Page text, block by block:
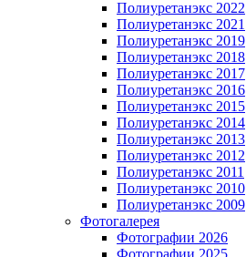
Полиуретанэкс 2022
Полиуретанэкс 2021
Полиуретанэкс 2019
Полиуретанэкс 2018
Полиуретанэкс 2017
Полиуретанэкс 2016
Полиуретанэкс 2015
Полиуретанэкс 2014
Полиуретанэкс 2013
Полиуретанэкс 2012
Полиуретанэкс 2011
Полиуретанэкс 2010
Полиуретанэкс 2009
Фотогалерея
Фотографии 2026